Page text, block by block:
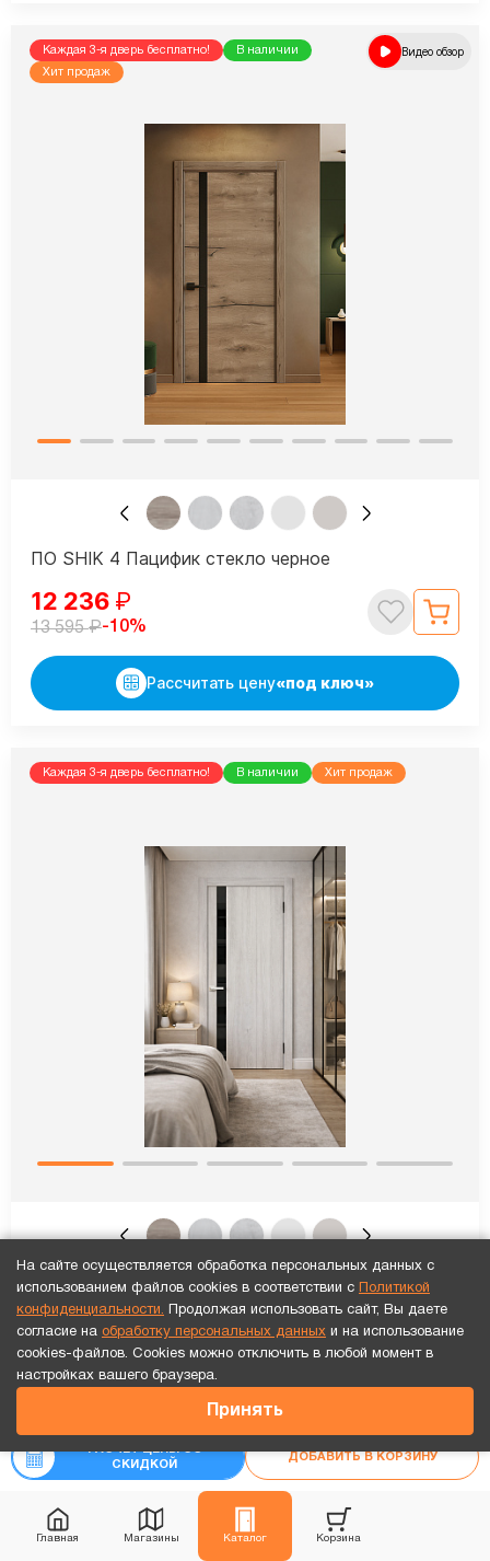
Главная Магазины Каталог Корзина
Точный расчет за 10 минут по СМС или телефону!
РАСЧЕТ ЦЕНЫ СО
СКИДКОЙ
ДОБАВИТЬ В КОРЗИНУ
Каждая 3-я дверь бесплатно!
В наличии
Хит продаж
Видео обзор
ПО SHIK 4 Пацифик стекло черное
12 236 ₽
13 595₽-10%
Рассчитать цену«под ключ»
Каждая 3-я дверь бесплатно! В наличии Хит продаж
ПО SHIK 4 Санторини стекло черное
12 236₽
13 595₽-10%
Рассчитать цену«под ключ»
На сайте осуществляется обработка персональных данных с
использованием файлов cookies в соответствии с
Политикой
конфиденциальности. Продолжая использовать сайт, Вы даете
согласие на обработку персональных данных и на использование
cookies-файлов. Cookies можно отключить в любой момент в
настройках вашего браузера.
Принять